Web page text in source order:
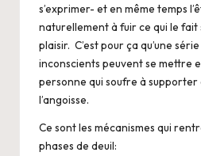
s’exprimer- et en même temps
naturellement à fuir ce qui le
plaisir. C’est pour ça qu’une
inconscients peuvent se mettre
personne qui soufre à
l’angoisse.
Ce sont les mécanismes qui
phases de deuil: